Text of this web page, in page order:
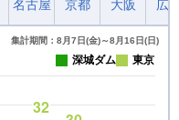
名古屋 京都 大阪 広
集計期間：8月7日(金)～8月16日(日)
深城ダム 東京